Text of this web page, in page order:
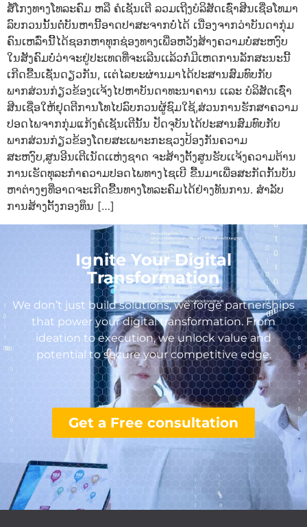
ສໍ້ໂກງທາງໂທລະຄົມ ຫລື ຄໍເຊັນເຕີ ລວມເຖີງບໍລິສັດເຊົ່າສີນເຊື່ອໂທມາ
ລົບກວນນັ້ນຕໍ່ບັນຫານີ້ອາດປາສະຈາກບໍ່ໄດ້ ເນື່ອງຈາກວ່າບັນດາກຸ່ມ
ຄົນເຫລົ່ານີີ້ໄດ້ຊອກຫາທຸກຊ່ອງທາງເພື່ອຫວັງສ້າງຄວາມບໍ່ສະຫງົບ
ໃນສັງຄົມບໍ່ວ່າຈະຢູ່ປະເທດທີ່ຈະເລີນເເລ້ວກໍ່ມີເຫດການລັກສະນະນີ້
ເກີດຂື້ນເຊັ່ນດຽວກັນ, ເເຕ່ໄລຍະຜ່ານມາໄດ້ປະສານສົມທົບກັບ
ພາກສ່ວນກ່ຽວຂ້ອງເເຈ້ງໄປຫາບັນດາທະນາຄານ ເເລະ ບໍລິສັດເຊົ່າ
ສີນເຊື່ອໃຫ້ຢຸດຕີການໂທໄປລົບກວນຜູ້ຊົມໃຊ້,ສ່ວນການຮັກສາຄວາມ
ປອດໄພຈາກກຸ່ມແກ້ງຄໍເຊັນເຕີນັ້ນ ປັດຈຸບັນໄດ້ປະສານສົມທົບກັບ
ພາກສ່ວນກ່ຽວຂ້ອງໂດຍສະເພາະກະຊວງປ້ອງກັນຄວາມ
ສະຫງົບ,ສູນອີນເຕີເນັດເເຫ່ງຊາດ ຈະສ້າງຕັ້ງສູນຮັບເເຈ້ງຄວາມຕ້ານ
ການເຮັດທຸລະກໍາຄວາມປອດໄພທາງໄຊເບີ ຂື້ນມາເພື່ອສະກັດກັ້ນບັນ
ຫາຕ່າງໆທີ່ອາດຈະເກີດຂື້ນທາງໂທລະຄົມໄດ້ຢ່າງທັນການ. ສໍາລັບ
ການສ້າງຕັ້ງກອງທຶນ […]
Ignite Your Digital
Transformation
We don’t just build solutions, we forge partnerships
that power your digital transformation. From
ideation to execution, we unlock value and
potential to secure your competitive edge.
Get a Free consultation